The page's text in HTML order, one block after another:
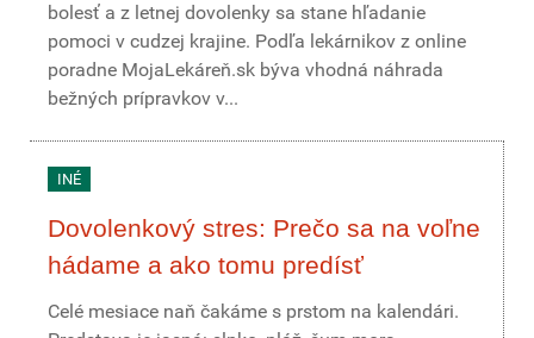
bolesť a z letnej dovolenky sa stane hľadanie
pomoci v cudzej krajine. Podľa lekárnikov z online
poradne MojaLekáreň.sk býva vhodná náhrada
bežných prípravkov v...
INÉ
Dovolenkový stres: Prečo sa na voľne
hádame a ako tomu predísť
Celé mesiace naň čakáme s prstom na kalendári.